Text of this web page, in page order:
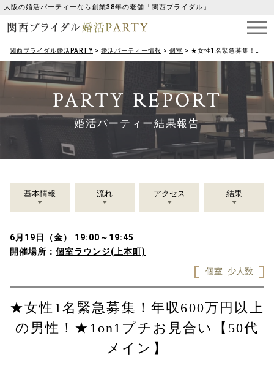
大阪の婚活パーティーなら創業38年の老舗「関西ブライダル」
関西ブライダル婚活PARTY > 婚活パーティー情報 > 個室 > ★女性1名緊急募集！年収600万円以上の男性！★1on1プチお見合い【50代メイン】
PARTY REPORT
婚活パーティー結果報告
基本情報 流れ アクセス 結果
6月19日（金） 19:00～19:45
開催場所： 個室ラウンジ(上本町)
個室
少人数
★女性1名緊急募集！年収600万円以上
の男性！★1on1プチお見合い【50代
メイン】